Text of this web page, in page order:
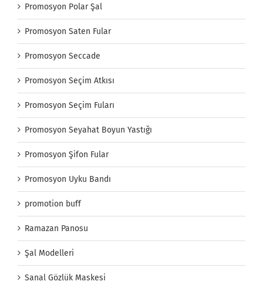
Promosyon Polar Şal
Promosyon Saten Fular
Promosyon Seccade
Promosyon Seçim Atkısı
Promosyon Seçim Fuları
Promosyon Seyahat Boyun Yastığı
Promosyon Şifon Fular
Promosyon Uyku Bandı
promotion buff
Ramazan Panosu
Şal Modelleri
Sanal Gözlük Maskesi